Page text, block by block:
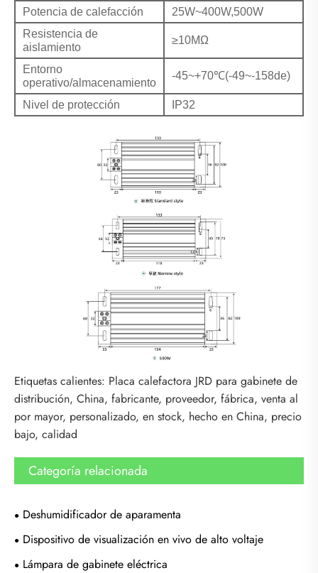
Potencia de calefacción
25W~400W,500W
Resistencia de
aislamiento
≥10MΩ
Entorno
operativo/almacenamiento
-45~+70℃(-49~-158de)
Nivel de protección IP32
Etiquetas calientes: Placa calefactora JRD para gabinete de
distribución, China, fabricante, proveedor, fábrica, venta al
por mayor, personalizado, en stock, hecho en China, precio
bajo, calidad
Categoría relacionada
Deshumidificador de aparamenta
Dispositivo de visualización en vivo de alto voltaje
Lámpara de gabinete eléctrica